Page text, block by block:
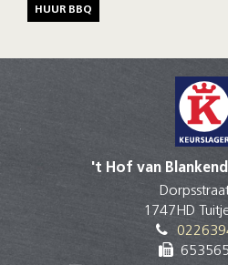
HUUR BBQ
't Hof van
1747HD